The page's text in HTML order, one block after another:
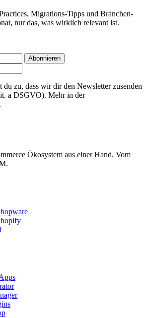
Migrations-Tipps und Branchen-
nur das, was wirklich relevant ist.
Abonnieren
zu, dass wir dir den Newsletter zusenden
a DSGVO). Mehr in der
.
Ökosystem aus einer Hand. Vom